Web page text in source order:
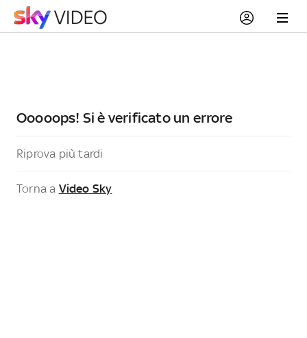
Ooooops! Si è verificato un errore
Riprova più tardi
Torna a Video Sky